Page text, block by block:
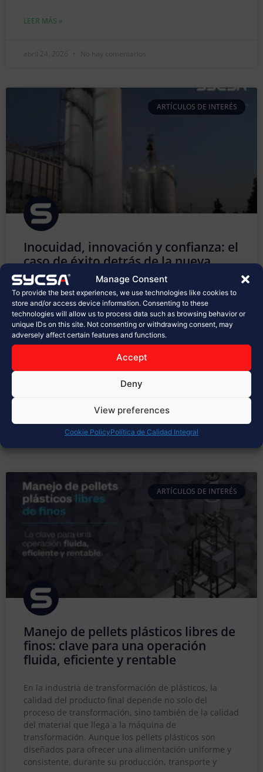
Manage Consent
To provide the best experiences, we use technologies like cookies to
store and/or access device information. Consenting to these
technologies will allow us to process data such as browsing behavior or
unique IDs on this site. Not consenting or withdrawing consent, may
adversely affect certain features and functions.
Accept
Deny
View preferences
Cookie PolicyPolítica de Calidad Integral
LEER MÁS »
abril 24, 2026 No hay comentarios
ARTÍCULOS DE INTERÉS
Inocuidad, innovación y confianza: el
caso de éxito detrás de la nueva
planta de Sabritas en Celaya
En la industria alimentaria, cada detalle cuenta.
Desde la selección de materias primas hasta el
empaque final, los procesos deben cumplir con los
más altos estándares de calidad, inocuidad y
seguridad. Hoy, en SYCSA®, celebramos con orgullo la
inauguración de la nueva planta de PepsiCo, Sabritas
marzo 31, 2026 No hay comentarios
ARTÍCULOS DE INTERÉS
Manejo de pellets plásticos libres de
finos: clave para una operación
fluida, eficiente y rentable
En la industria de transformación de plásticos, la
calidad del producto final depende no solo del
proceso de transformación, sino también de la calidad
del material que llega a la máquina de
transformación. Aunque los pellets plásticos son
diseñados para ofrecer una alimentación uniforme y
consistente, durante su producción, transporte y